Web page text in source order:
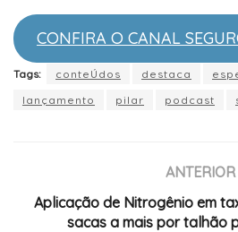
CONFIRA O CANAL
Tags: conteÚdos destaca
lançamento
pilar podcast
ANTERIOR
Aplicação de Nitrogênio em
sacas a mais por talhão